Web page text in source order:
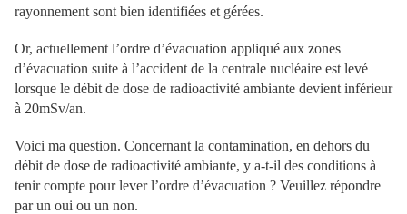
rayonnement sont bien identifiées et gérées.
Or, actuellement l’ordre d’évacuation appliqué aux zones
d’évacuation suite à l’accident de la centrale nucléaire est levé
lorsque le débit de dose de radioactivité ambiante devient inférieur
à 20mSv/an.
Voici ma question. Concernant la contamination, en dehors du
débit de dose de radioactivité ambiante, y a-t-il des conditions à
tenir compte pour lever l’ordre d’évacuation ? Veuillez répondre
par un oui ou un non.